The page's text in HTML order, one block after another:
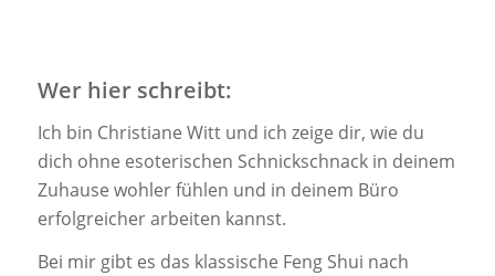
Wer hier schreibt:
Ich bin Christiane Witt und ich zeige dir, wie du
dich ohne esoterischen Schnickschnack in deinem
Zuhause wohler fühlen und in deinem Büro
erfolgreicher arbeiten kannst.
Bei mir gibt es das klassische Feng Shui nach